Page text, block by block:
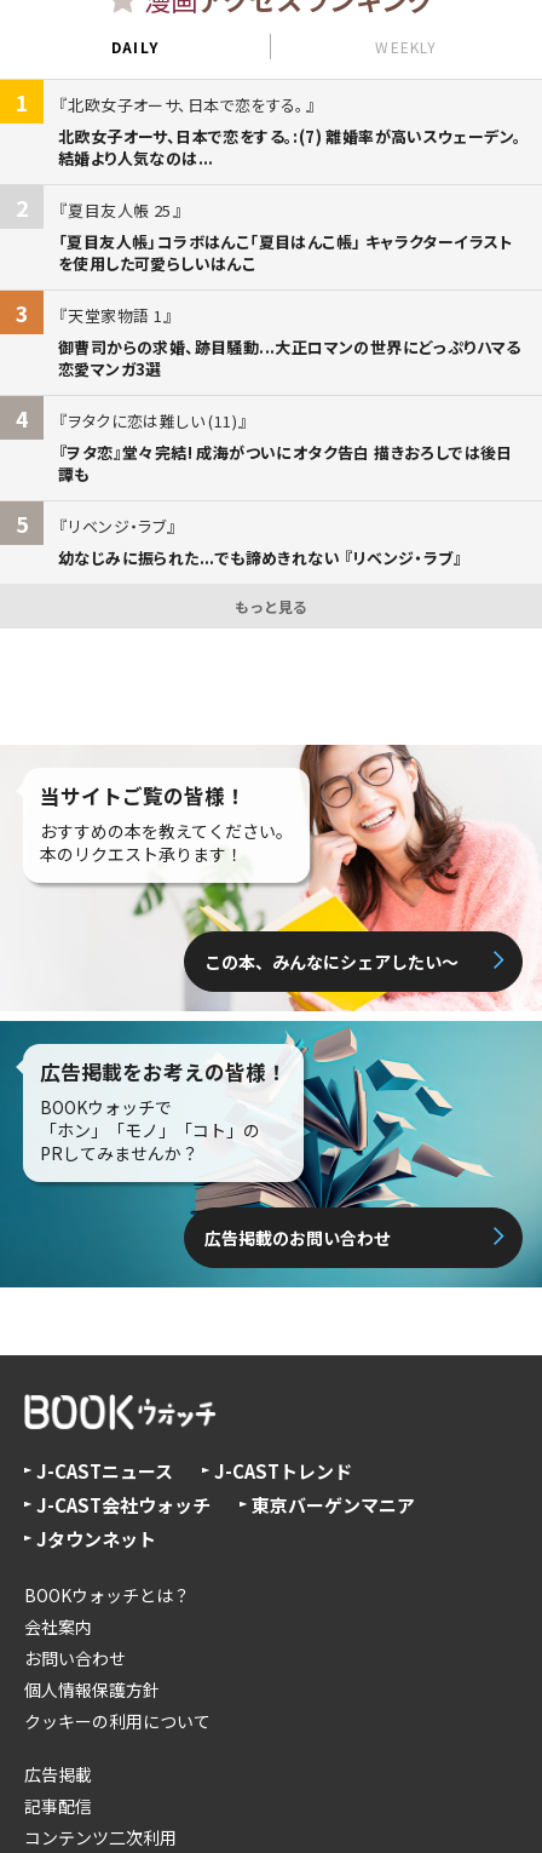
DAILY WEEKLY
1
北欧女子オーサ、日本で恋をする。
北欧女子オーサ、日本で恋をする。:(7) 離婚率が高いスウェーデン。
結婚より人気なのは...
2
夏目友人帳 25
「夏目友人帳」コラボはんこ「夏目はんこ帳」 キャラクターイラスト
を使用した可愛らしいはんこ
3
天堂家物語 1
御曹司からの求婚、跡目騒動...大正ロマンの世界にどっぷりハマる
恋愛マンガ3選
4
ヲタクに恋は難しい (11)
『ヲタ恋』堂々完結! 成海がついにオタク告白 描きおろしでは後日
譚も
5
リベンジ・ラブ
幼なじみに振られた...でも諦めきれない 『リベンジ・ラブ』
もっと見る
当サイトご覧の皆様！
おすすめの本を教えてください。
本のリクエスト承ります！
この本、みんなにシェアしたい〜
広告掲載をお考えの皆様！
BOOKウォッチで
「ホン」「モノ」「コト」の
PRしてみませんか？
広告掲載のお問い合わせ
J-CASTニュース
J-CASTトレンド
J-CAST会社ウォッチ
東京バーゲンマニア
Jタウンネット
BOOKウォッチとは？
会社案内
お問い合わせ
個人情報保護方針
クッキーの利用について
広告掲載
記事配信
コンテンツ二次利用